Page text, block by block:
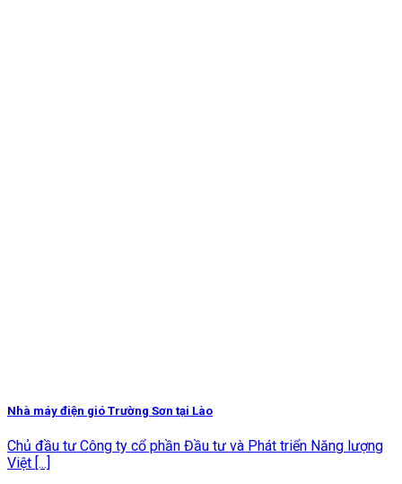
Nhà máy điện gió Trường Sơn tại Lào
Chủ đầu tư Công ty cổ phần Đầu tư và Phát triển Năng lượng
Việt [...]